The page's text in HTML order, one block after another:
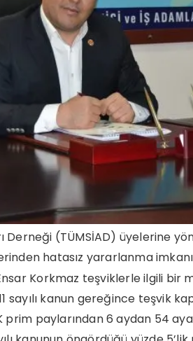
Derneği (TÜMSİAD) üyelerine
hatasız yararlanma
Korkmaz teşviklerle ilgili bir
sayılı kanun gereğince teşvik
prim paylarından 6 aydan 54